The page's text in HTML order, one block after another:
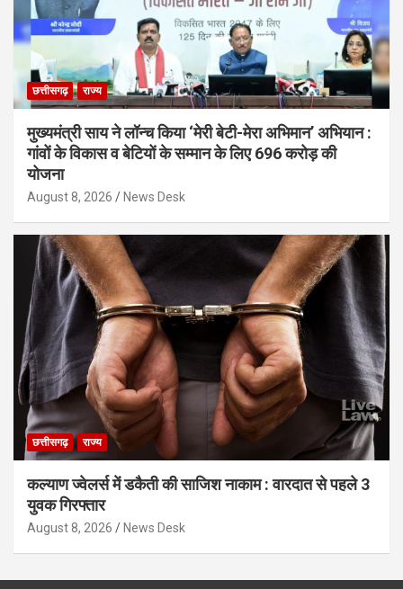
छत्तीसगढ़ राज्य
मुख्यमंत्री साय ने लॉन्च किया ‘मेरी बेटी-मेरा अभिमान’ अभियान :
गांवों के विकास व बेटियों के सम्मान के लिए 696 करोड़ की
योजना
August 8, 2026 News Desk
छत्तीसगढ़ राज्य
कल्याण ज्वेलर्स में डकैती की साजिश नाकाम : वारदात से पहले 3
युवक गिरफ्तार
August 8, 2026 News Desk